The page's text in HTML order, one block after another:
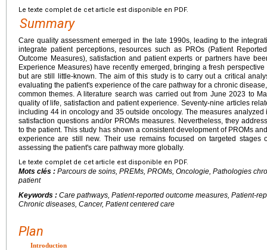
Le texte complet de cet article est disponible en PDF.
Summary
Care quality assessment emerged in the late 1990s, leading to the
integrate patient perceptions, resources such as PROs (Patient
Outcome Measures), satisfaction and patient experts or partners have
Experience Measures) have recently emerged, bringing a fresh
but are still little-known. The aim of this study is to carry out a critical
evaluating the patient's experience of the care pathway for a chronic
common themes. A literature search was carried out from June 2023 to
quality of life, satisfaction and patient experience. Seventy-nine articles
including 44 in oncology and 35 outside oncology. The measures
satisfaction questions and/or PROMs measures. Nevertheless, they
to the patient. This study has shown a consistent development of PROMs
experience are still new. Their use remains focused on targeted
assessing the patient's care pathway more globally.
Le texte complet de cet article est disponible en PDF.
Mots clés : Parcours de soins, PREMs, PROMs, Oncologie, Pathologies
patient
Keywords : Care pathways, Patient-reported outcome measures, Patient-
Chronic diseases, Cancer, Patient centered care
Plan
Introduction